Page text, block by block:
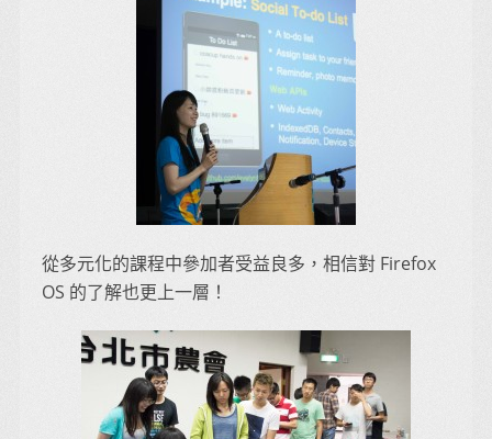
從多元化的課程中參加者受益良多，相信對 Firefox
OS 的了解也更上一層！